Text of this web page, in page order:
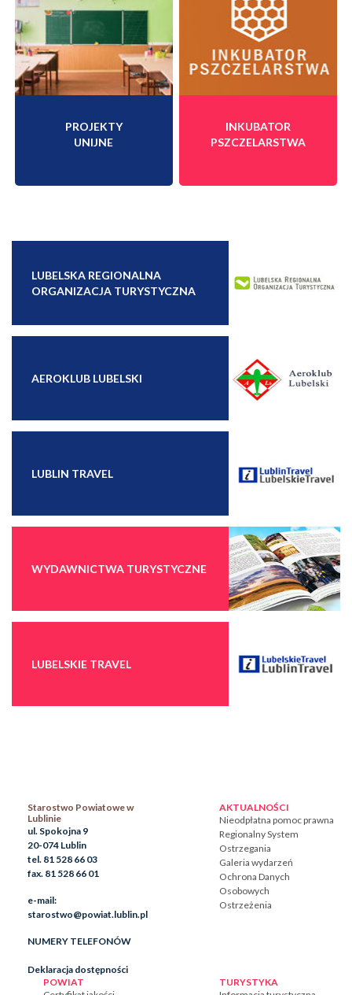
PROJEKTY
UNIJNE
INKUBATOR
PSZCZELARSTWA
LUBELSKA REGIONALNA
ORGANIZACJA TURYSTYCZNA
AEROKLUB LUBELSKI
LUBLIN TRAVEL
WYDAWNICTWA TURYSTYCZNE
LUBELSKIE TRAVEL
Starostwo Powiatowe w
Lublinie
ul. Spokojna 9
20-074 Lublin
tel. 81 528 66 03
fax. 81 528 66 01
e-mail:
starostwo@powiat.lublin.pl
NUMERY TELEFONÓW
Deklaracja dostępności
AKTUALNOŚCI
Nieodpłatna pomoc prawna
Regionalny System
Ostrzegania
Galeria wydarzeń
Ochrona Danych
Osobowych
Ostrzeżenia
POWIAT
TURYSTYKA